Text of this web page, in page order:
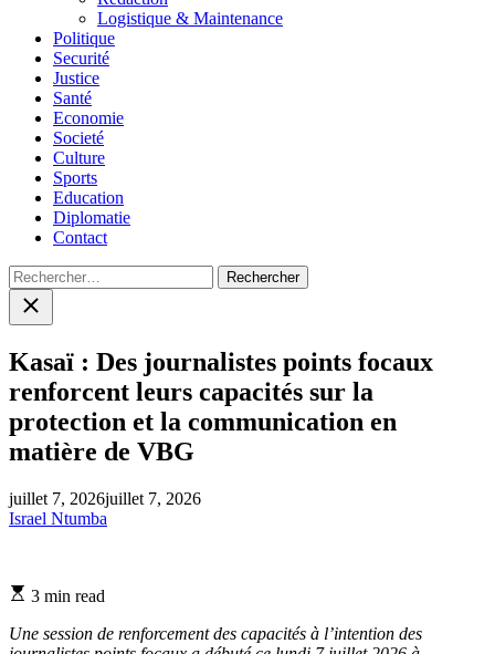
Logistique & Maintenance
Politique
Securité
Justice
Santé
Economie
Societé
Culture
Sports
Education
Diplomatie
Contact
Rechercher :
Close
search
Kasaï : Des journalistes points focaux
renforcent leurs capacités sur la
protection et la communication en
matière de VBG
juillet 7, 2026juillet 7, 2026
Israel Ntumba
Estimated
time
3 min read
Une session de renforcement des capacités à l’intention des